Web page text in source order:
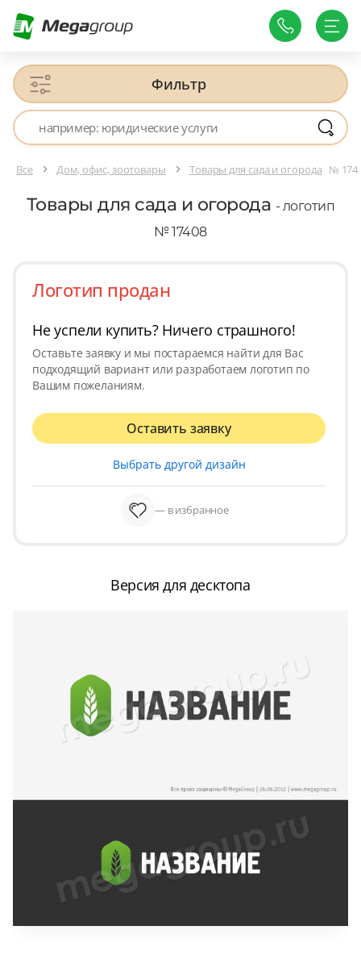
Фильтр
Все Дом, офис, зоотовары Товары для сада и огорода №
Товары для сада и огорода - логотип
№ 17408
Логотип продан
Не успели купить? Ничего страшного!
Оставьте заявку и мы постараемся найти для Вас
подходящий вариант или разработаем логотип по
Вашим пожеланиям.
Оставить заявку
Выбрать другой дизайн
— в избранное
Версия для десктопа